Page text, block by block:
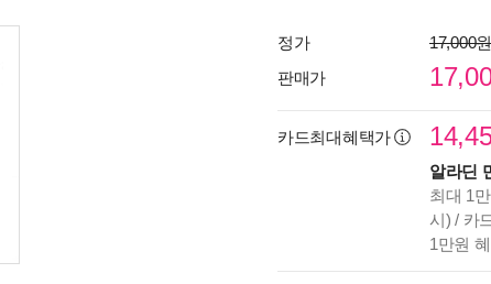
정가
17,000원
판매가
카드최대혜택가
알라딘
최대 1
시) / 카
1만원